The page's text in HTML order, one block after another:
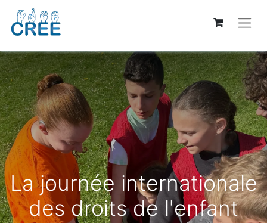
La journée internationale
des droits de l'enfant